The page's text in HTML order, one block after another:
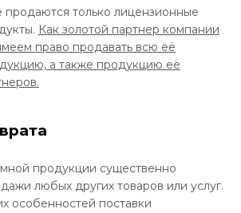
только лицензионные
Как золотой партнер компании
право продавать всю её
а также продукцию её
продукции существенно
любых других товаров или услуг.
особенностей поставки